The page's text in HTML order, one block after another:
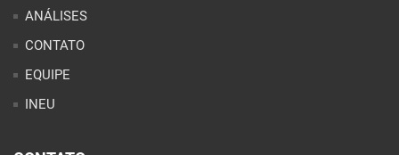
ANÁLISES
CONTATO
EQUIPE
INEU